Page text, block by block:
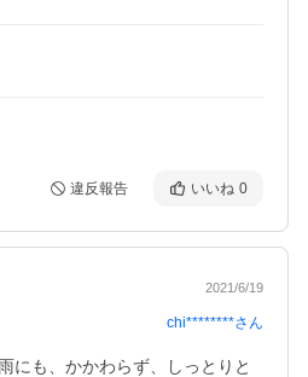
違反報告 いいね 0
2021/6/19
chi********さん
にも、かかわらず、しっとりと